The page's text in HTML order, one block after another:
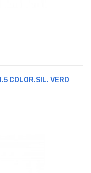
COLOR.SIL. VERD